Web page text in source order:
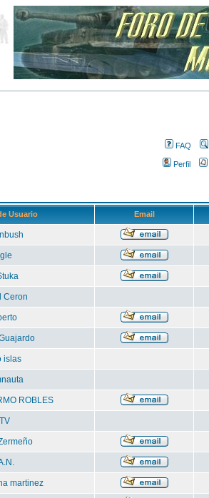
FAQ
Perfil
Usuario Email
Ceron
islas
ROBLES
martinez